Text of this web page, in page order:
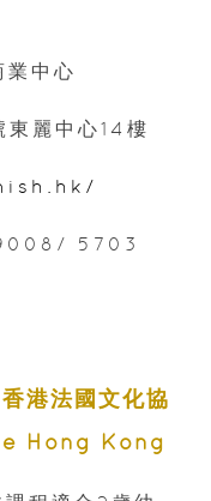
中心
麗中心14樓
5703
港法國文化協
Hong Kong